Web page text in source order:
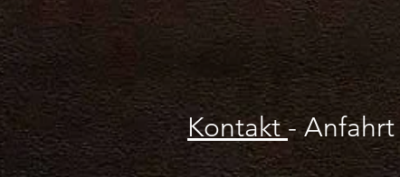
Kontakt-Anfahrt